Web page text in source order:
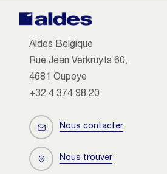
Aldes Belgique
Rue Jean Verkruyts 60,
4681 Oupeye
+32 4 374 98 20
Nous contacter
Nous trouver